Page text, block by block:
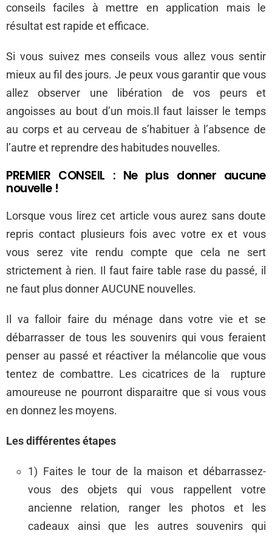
conseils faciles à mettre en application mais le
résultat est rapide et efficace.
Si vous suivez mes conseils vous allez vous sentir
mieux au fil des jours. Je peux vous garantir que vous
allez observer une libération de vos peurs et
angoisses au bout d’un mois.Il faut laisser le temps
au corps et au cerveau de s’habituer à l’absence de
l’autre et reprendre des habitudes nouvelles.
PREMIER CONSEIL : Ne plus donner aucune
nouvelle !
Lorsque vous lirez cet article vous aurez sans doute
repris contact plusieurs fois avec votre ex et vous
vous serez vite rendu compte que cela ne sert
strictement à rien. Il faut faire table rase du passé, il
ne faut plus donner AUCUNE nouvelles.
Il va falloir faire du ménage dans votre vie et se
débarrasser de tous les souvenirs qui vous feraient
penser au passé et réactiver la mélancolie que vous
tentez de combattre. Les cicatrices de la rupture
amoureuse ne pourront disparaitre que si vous vous
en donnez les moyens.
Les différentes étapes
1) Faites le tour de la maison et débarrassez-
vous des objets qui vous rappellent votre
ancienne relation, ranger les photos et les
cadeaux ainsi que les autres souvenirs qui